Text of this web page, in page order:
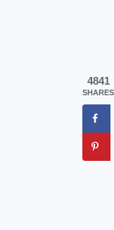
4841
SHARES